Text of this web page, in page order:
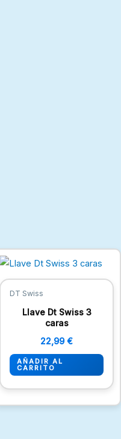
DT Swiss
Llave Dt Swiss 3
caras
22,99 €
AÑADIR AL
CARRITO